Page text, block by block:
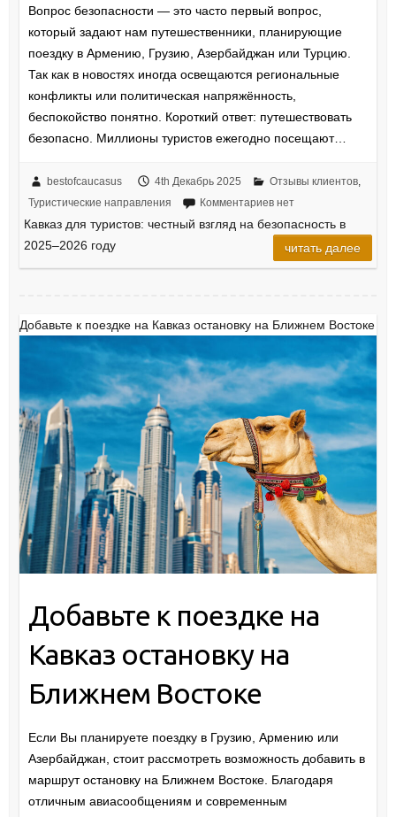
Вопрос безопасности — это часто первый вопрос,
который задают нам путешественники, планирующие
поездку в Армению, Грузию, Азербайджан или Турцию.
Так как в новостях иногда освещаются региональные
конфликты или политическая напряжённость,
беспокойство понятно. Короткий ответ: путешествовать
безопасно. Миллионы туристов ежегодно посещают…
bestofcaucasus 4th Декабрь 2025 Отзывы клиентов,
Туристические направления
Комментариев нет
Кавказ для туристов: честный взгляд на безопасность в
2025–2026 году
читать далее
Добавьте к поездке на Кавказ остановку на Ближнем Востоке
Добавьте к поездке на
Кавказ остановку на
Ближнем Востоке
Если Вы планируете поездку в Грузию, Армению или
Азербайджан, стоит рассмотреть возможность добавить в
маршрут остановку на Ближнем Востоке. Благодаря
отличным авиасообщениям и современным